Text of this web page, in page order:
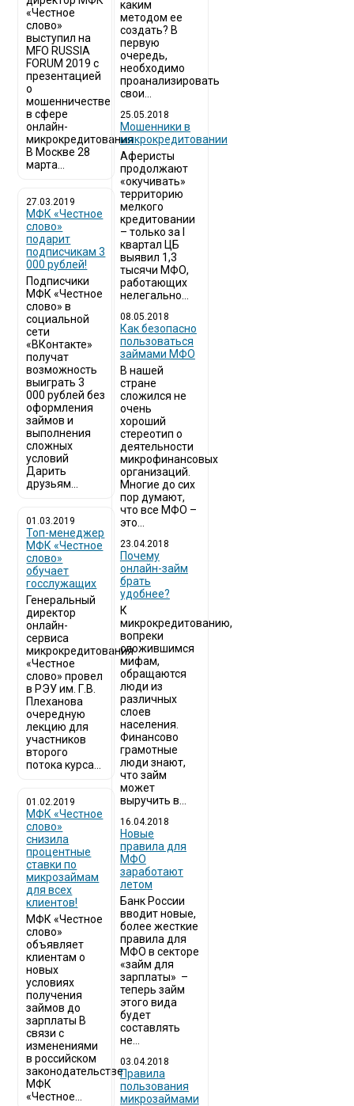
«Честное
слово»
выступил на
MFO RUSSIA
FORUM 2019 с
презентацией
о
мошенничестве
в сфере
онлайн-
микрокредитования
В Москве 28
марта...
27.03.2019
МФК «Честное
слово»
подарит
подписчикам 3
000 рублей!
Подписчики
МФК «Честное
слово» в
социальной
сети
«ВКонтакте»
получат
возможность
выиграть 3
000 рублей без
оформления
займов и
выполнения
сложных
условий
Дарить
друзьям...
01.03.2019
Топ-менеджер
МФК «Честное
слово»
обучает
госслужащих
Генеральный
директор
онлайн-
сервиса
микрокредитования
«Честное
слово» провел
в РЭУ им. Г.В.
Плеханова
очередную
лекцию для
участников
второго
потока курса...
01.02.2019
МФК «Честное
слово»
снизила
процентные
ставки по
микрозаймам
для всех
клиентов!
МФК «Честное
слово»
объявляет
клиентам о
новых
условиях
получения
займов до
зарплаты В
связи с
изменениями
в российском
законодательстве
МФК
«Честное...
каким
методом ее
создать? В
первую
очередь,
необходимо
проанализировать
свои...
25.05.2018
Мошенники в
микрокредитовании
Аферисты
продолжают
«окучивать»
территорию
мелкого
кредитовании
– только за I
квартал ЦБ
выявил 1,3
тысячи МФО,
работающих
нелегально...
08.05.2018
Как безопасно
пользоваться
займами МФО
В нашей
стране
сложился не
очень
хороший
стереотип о
деятельности
микрофинансовых
организаций.
Многие до сих
пор думают,
что все МФО –
это...
23.04.2018
Почему
онлайн-займ
брать
удобнее?
К
микрокредитованию,
вопреки
сложившимся
мифам,
обращаются
люди из
различных
слоев
населения.
Финансово
грамотные
люди знают,
что займ
может
выручить в...
16.04.2018
Новые
правила для
МФО
заработают
летом
Банк России
вводит новые,
более жесткие
правила для
МФО в секторе
«займ для
зарплаты» –
теперь займ
этого вида
будет
составлять
не...
03.04.2018
​Правила
пользования
микрозаймами